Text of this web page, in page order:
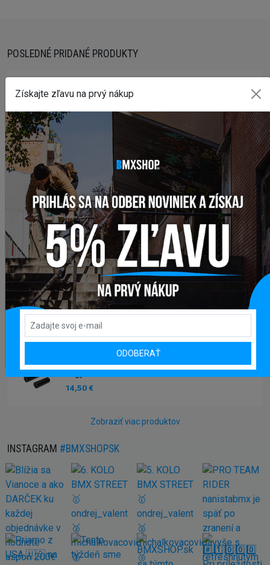
POSLEDNÉ PRIDANÉ PRODUKTY
Bicykel BMX GALAXY SPOT
Bicykel BMX GALAXY EARLY BIRD
258,95 € 285,00 €
Bicykel BMX GALAXY WHIP
329,95 € 399,00 €
Sedlo BMX CULT VANS SLIP ON
47,95 €
Pegy BMX CTM AL
14,50 €
Zobraziť viac produktov
INSTAGRAM #BMXSHOPSK
Získajte zľavu na prvý nákup
ODOBERAŤ